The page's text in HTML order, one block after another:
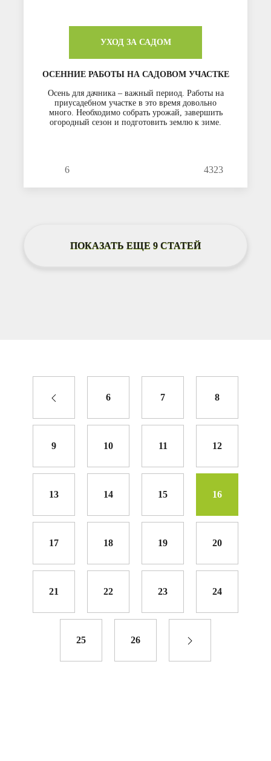
УХОД ЗА САДОМ
ОСЕННИЕ РАБОТЫ НА САДОВОМ УЧАСТКЕ
Осень для дачника – важный период. Работы на
приусадебном участке в это время довольно
много. Необходимо собрать урожай, завершить
огородный сезон и подготовить землю к зиме.
6 4323
ПОКАЗАТЬ ЕЩЕ 9 СТАТЕЙ
6 7 8
9 10 11 12
13 14 15 16
17 18 19 20
21 22 23 24
25 26